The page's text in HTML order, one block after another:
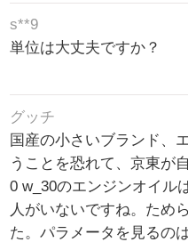
s**9
単位は大丈夫ですか？
グッチ
国産の小さいブランド、
うことを恐れて、京東が
0 w_30のエンジンオイル
人がいないですね。ため
た。パラメータを見るの